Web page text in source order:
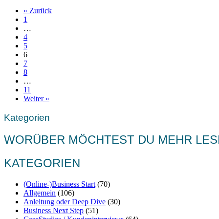
« Zurück
1
…
4
5
6
7
8
…
11
Weiter »
Kategorien
WORÜBER MÖCHTEST DU MEHR
KATEGORIEN
(Online-)Business Start (70)
Allgemein (106)
Anleitung oder Deep Dive (30)
Business Next Step (51)